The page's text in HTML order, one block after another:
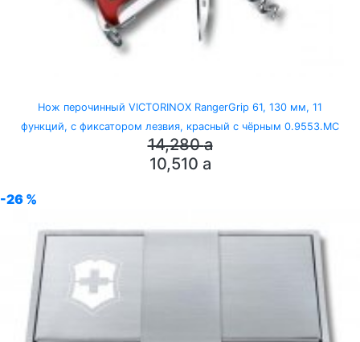
Нож перочинный VICTORINOX RangerGrip 61, 130 мм, 11
функций, с фиксатором лезвия, красный с чёрным 0.9553.MC
14,280a
10,510 a
-26 %